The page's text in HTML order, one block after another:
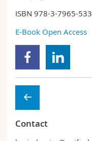
ISBN 978-3-7965-
E-Book Open Access
Contact